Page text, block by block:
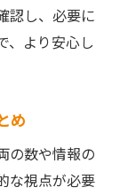
認し、必要に
、より安心し
め
の数や情報の
な視点が必要